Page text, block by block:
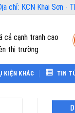
chỉ: KCN Khai Sơn -
cả cạnh tranh cao
thị trường
KIỆN KHÁC TIN